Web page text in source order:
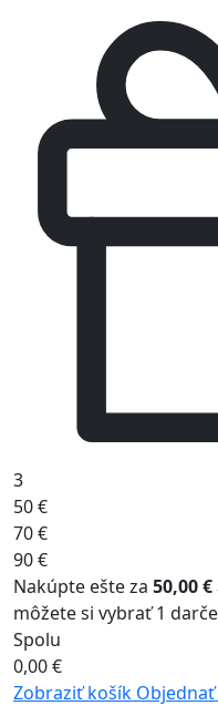
3
50 €
70 €
90 €
Nakúpte ešte za 50,00 €
môžete si vybrať 1
Spolu
0,00€
Zobraziť košík